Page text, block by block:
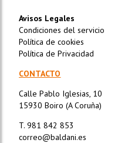
Avisos Legales
Condiciones del servicio
Política de cookies
Política de Privacidad
CONTACTO
Calle Pablo Iglesias, 10
15930 Boiro (A Coruña)
T. 981 842 853
correo@baldani.es